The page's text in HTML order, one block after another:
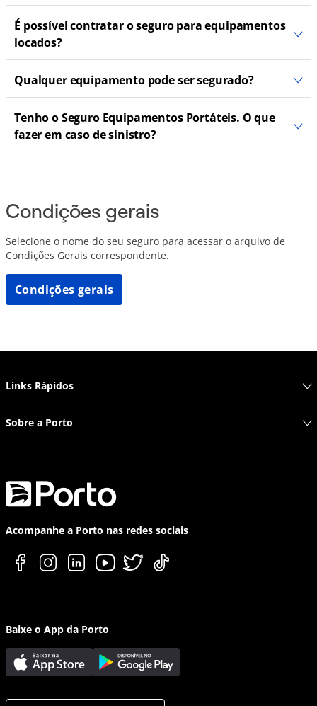
É possível contratar o seguro para equipamentos
locados?
Qualquer equipamento pode ser segurado?
Tenho o Seguro Equipamentos Portáteis. O que
fazer em caso de sinistro?
Condições gerais
Selecione o nome do seu seguro para acessar o arquivo de
Condições Gerais correspondente.
Condições gerais
Links Rápidos
Sobre a Porto
Acompanhe a Porto nas redes sociais
Baixe o App da Porto